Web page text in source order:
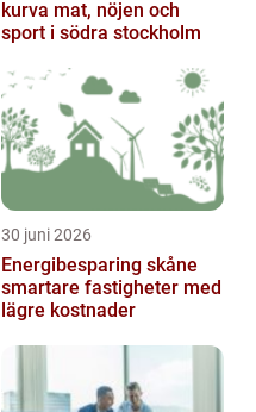
kurva mat, nöjen och
sport i södra stockholm
30 juni 2026
Energibesparing skåne
smartare fastigheter med
lägre kostnader